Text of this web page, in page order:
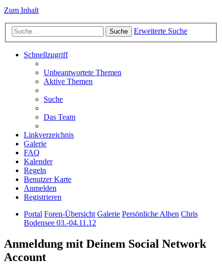
Zum Inhalt
Suche Erweiterte Suche
Schnellzugriff
Unbeantwortete Themen
Aktive Themen
Suche
Das Team
Linkverzeichnis
Galerie
FAQ
Kalender
Regeln
Benutzer Karte
Anmelden
Registrieren
Portal Foren-Übersicht Galerie Persönliche Alben Chris
Bodensee 03.-04.11.12
Anmeldung mit Deinem Social Network
Account